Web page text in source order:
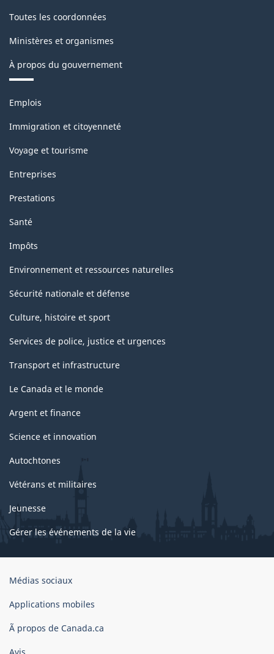
Toutes les coordonnées
Ministères et organismes
À propos du gouvernement
Thèmes
sujets
Emplois
Immigration et citoyenneté
Voyage et tourisme
Entreprises
Prestations
Santé
Impôts
Environnement et ressources naturelles
Sécurité nationale et défense
Culture, histoire et sport
Services de police, justice et urgences
Transport et infrastructure
Le Canada et le monde
Argent et finance
Science et innovation
Autochtones
Vétérans et militaires
Jeunesse
Gérer les événements de la vie
Organisation
gouvernement
Canada
Médias sociaux
Applications mobiles
Ã propos de Canada.ca